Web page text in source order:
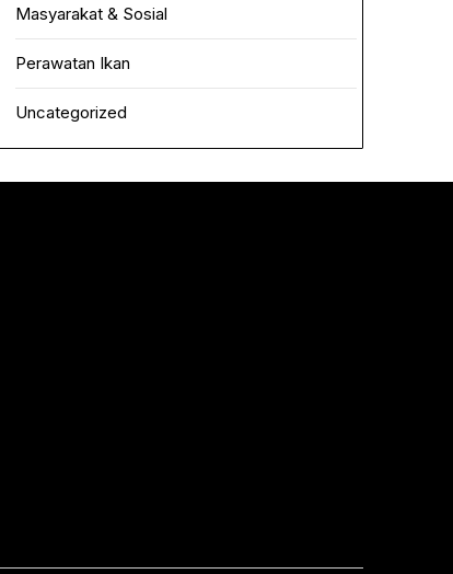
Masyarakat & Sosial
Perawatan Ikan
Uncategorized